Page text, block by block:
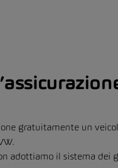
gratuitamente un
adottiamo il sistema dei